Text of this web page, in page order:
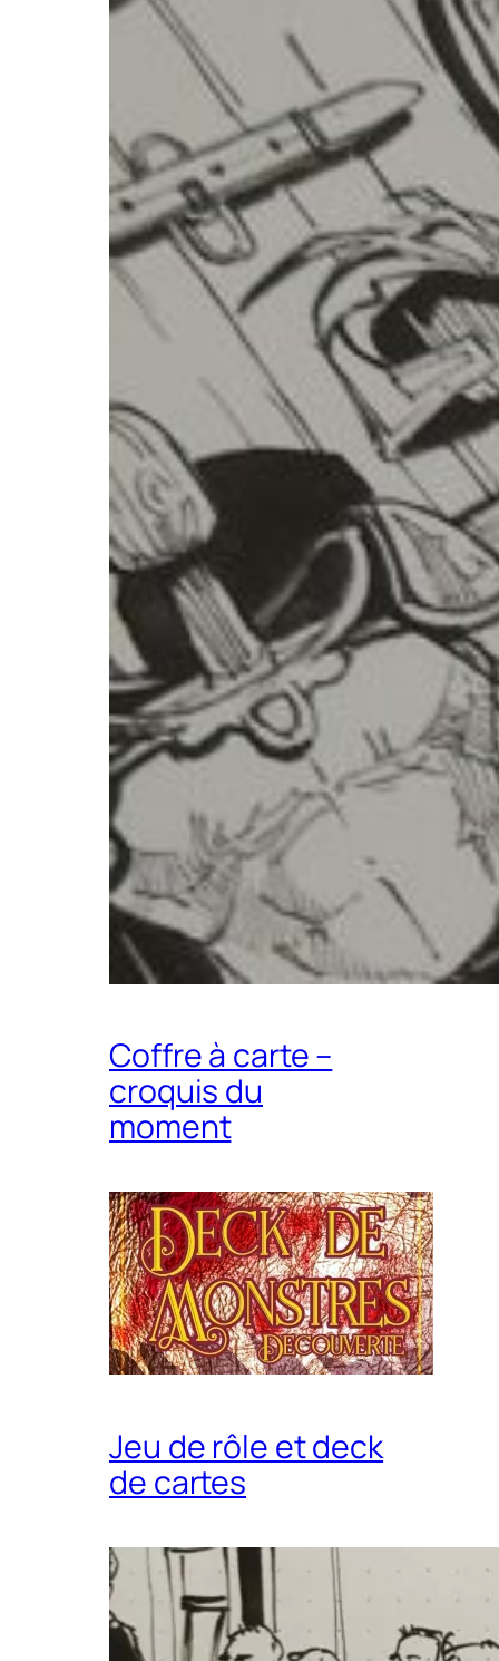
Coffre à carte –
croquis du
moment
Jeu de rôle et deck
de cartes